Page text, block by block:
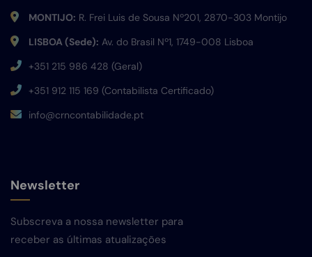
MONTIJO: R. Frei Luis de Sousa Nº201, 2870-303 Montijo
LISBOA (Sede): Av. do Brasil Nº1, 1749-008 Lisboa
+351 215 986 428 (Geral)
+351 912 115 169 (Contabilista Certificado)
info@crncontabilidade.pt
Newsletter
Subscreva a nossa newsletter para
receber as últimas atualizações